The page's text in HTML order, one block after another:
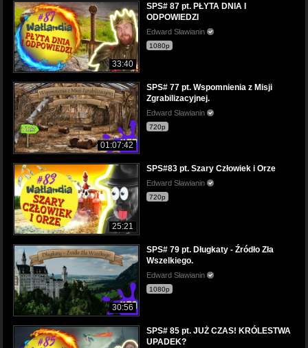
33:40
SPS# 87 pt. PŁYTA DNIA I
ODPOWIEDZI
Edward Sławianin
1080p
01:07:42
SPS# 77 pt. Wspomnienia z Misji
Zgrabilizacyjnej.
Edward Sławianin
720p
25:21
SPS#83 pt. Szary Człowiek i Orze
Edward Sławianin
720p
30:56
SPS# 79 pt. Długkaty - Źródło Zła
Wszelkiego.
Edward Sławianin
1080p
SPS# 85 pt. JUŻ CZAS! KRÓLESTWA
UPADEK?